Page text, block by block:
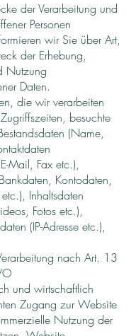
der Verarbeitung und
Personen
wir Sie über Art,
der Erhebung,
Nutzung
Daten.
die wir verarbeiten
besuchte
(Name,
Mail, Fax etc.),
Kontodaten,
Inhaltsdaten
Fotos etc.),
(IP-Adresse etc.),
nach Art. 13
und wirtschaftlich
Zugang zur Website
Nutzung der